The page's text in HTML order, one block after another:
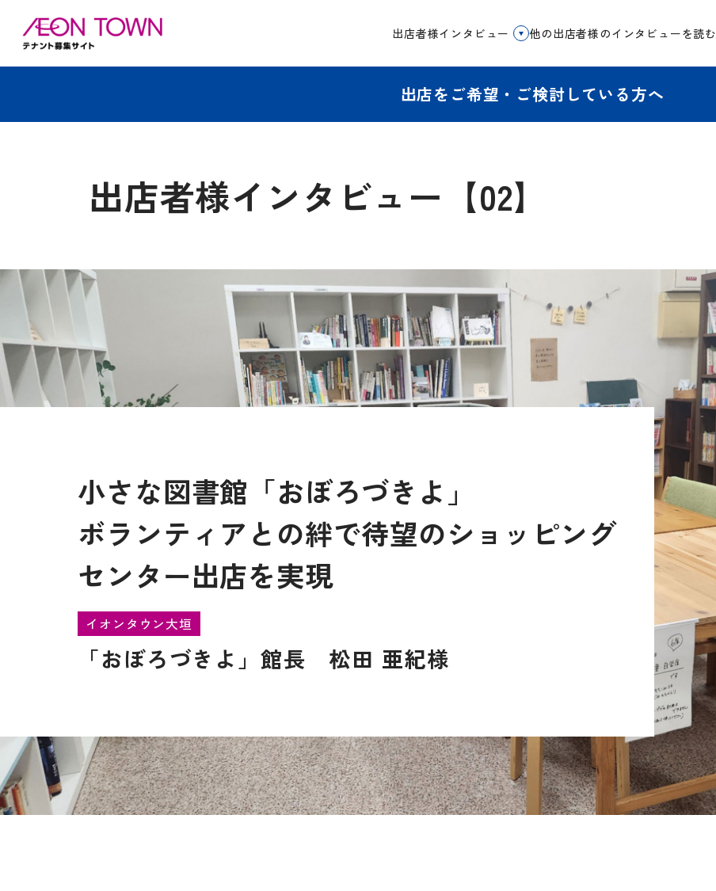
出店者様インタビュー 他の出店者様のインタビューを読む
出店をご希望・ご検討している方へ
出店者様インタビュー【02】
小さな図書館「おぼろづきよ」
ボランティアとの絆で待望のショッピング
センター出店を実現
イオンタウン大垣
「おぼろづきよ」館長 松田 亜紀様